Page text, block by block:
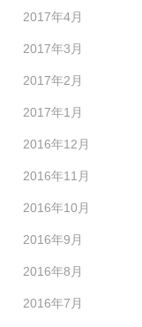
2017年4月
2017年3月
2017年2月
2017年1月
2016年12月
2016年11月
2016年10月
2016年9月
2016年8月
2016年7月